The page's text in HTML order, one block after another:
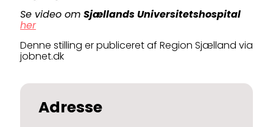
Se video om Sjællands Universitetshospital
her
Denne stilling er publiceret af Region Sjælland via
jobnet.dk
Adresse